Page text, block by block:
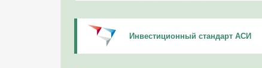
Инвестиционный стандарт АСИ